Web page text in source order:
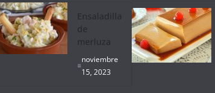
Ensaladilla
de
merluza
noviembre
15, 2023